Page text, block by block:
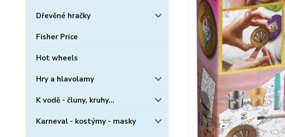
Dřevěné hračky
Fisher Price
Hot wheels
Hry a hlavolamy
K vodě - čluny, kruhy...
Karneval - kostýmy - masky